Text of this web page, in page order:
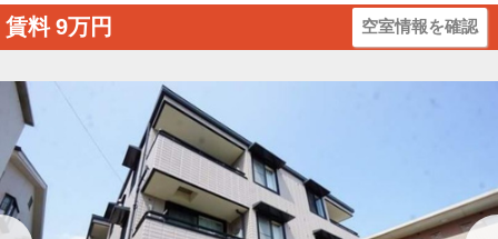
賃料 9万円 空室情報を確認